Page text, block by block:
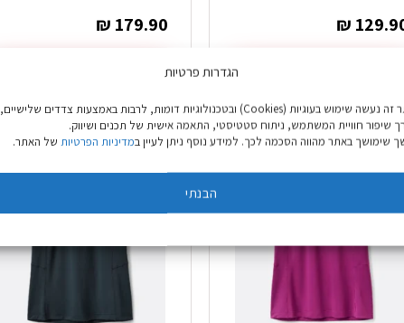
הגדרות פרטיות
באתר זה נעשה שימוש בעוגיות (Cookies) ובטכנולוגיות דומות, לרבות באמצעות צדדים שלישיים,
שיפור חוויית המשתמש, ניתוח סטטיסטי, התאמה אישית של תכנים ושיווק.
שימושך באתר מהווה הסכמה לכך. למידע נוסף ניתן לעיין במדיניות הפרטיות של האתר.
הבנתי
₪
האפשרויות
בעמוד
המוצר
₪ 179.90
זה
יש
סוגים.
את
האפשרויות
בעמוד
המוצר